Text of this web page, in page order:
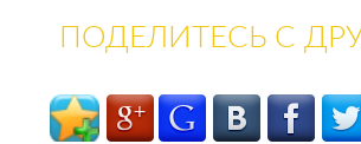
ПОДЕЛИТЕСЬ С